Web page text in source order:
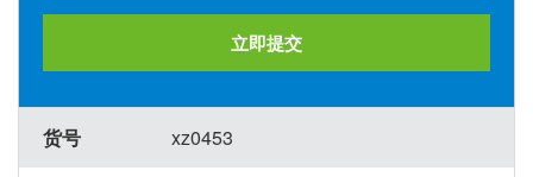
立即提交
货号 xz0453